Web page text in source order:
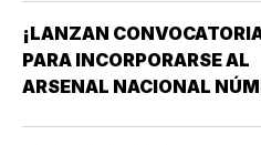
¡LANZAN
PARA INCORPORARSE AL
ARSENAL NACIONAL